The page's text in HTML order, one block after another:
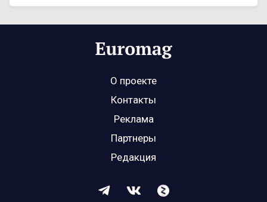
О проекте
Контакты
Реклама
Партнеры
Редакция